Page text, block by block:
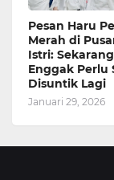
Pesan Haru
Merah di
Istri:
Enggak Perlu
Disuntik Lagi
Januari 29, 2026